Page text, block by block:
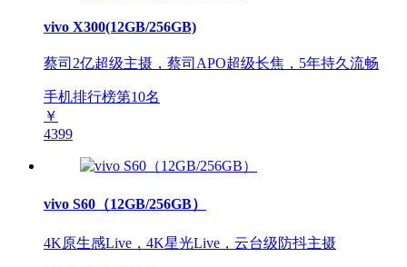
vivo X300(12GB/256GB)
蔡司2亿超级主摄，蔡司APO超级长焦，5年持久流畅
手机排行榜第10名
￥
4399
vivo S60（12GB/256GB）
4K原生感Live，4K星光Live，云台级防抖主摄